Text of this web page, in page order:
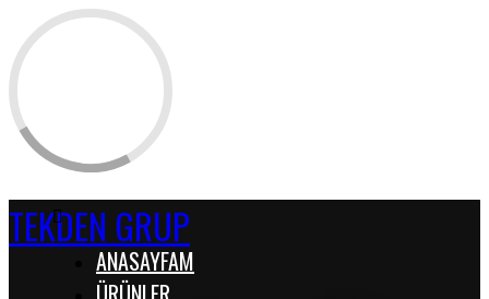
TEKDEN GRUP
ANASAYFAM